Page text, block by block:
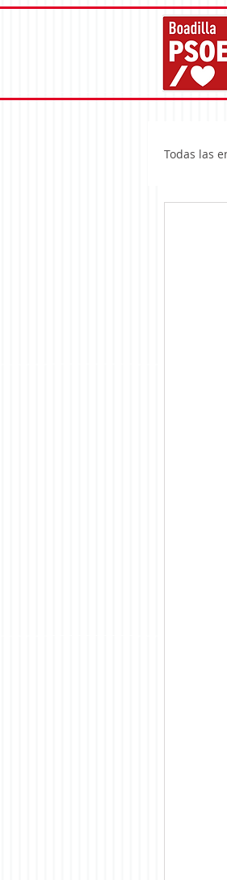
Todas las